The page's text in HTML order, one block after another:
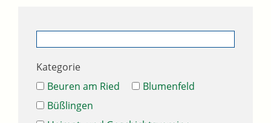
Kategorie
Beuren am Ried
Blumenfeld
Büßlingen